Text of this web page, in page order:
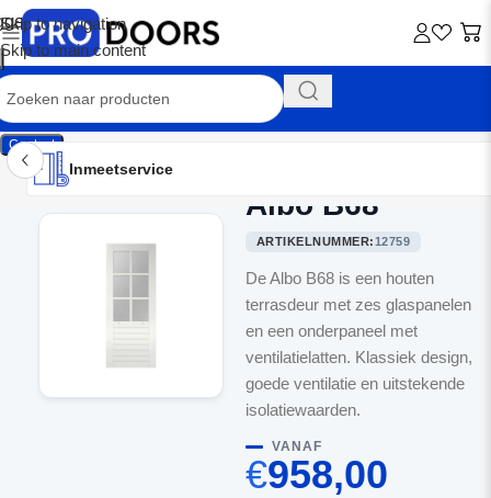
Skip to navigation
Skip to main content
Contact
Inmeetservice
Montageservice
Advies op maat
Showroom
Inmeetservice
Albo B68
ARTIKELNUMMER:12759
De Albo B68 is een houten
terrasdeur met zes glaspanelen
en een onderpaneel met
ventilatielatten. Klassiek design,
goede ventilatie en uitstekende
isolatiewaarden.
VANAF
€958,00